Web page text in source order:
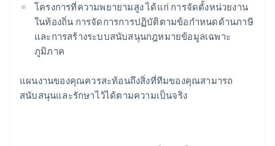
โครงการที่ความพยายามสูง ได้แก่ การจัดตั้งหน่วยงาน
ในท้องถิ่น การจัดการการปฏิบัติตามข้อกําหนดด้านภาษี
และการสร้างระบบสนับสนุนกฎหมายข้อมูลเฉพาะ
ภูมิภาค
แผนงานของคุณควรสะท้อนถึงสิ่งที่ทีมของคุณสามารถ
สนับสนุนและรักษาไว้ได้ตามความเป็นจริง